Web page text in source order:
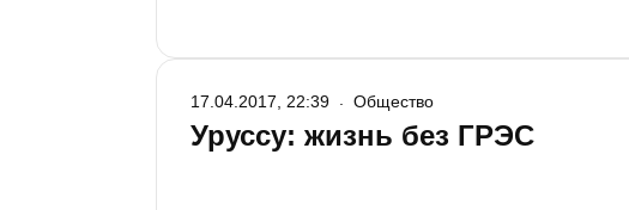
Уруссу: жизнь без ГРЭС
17.04.2017, 22:39 Общество